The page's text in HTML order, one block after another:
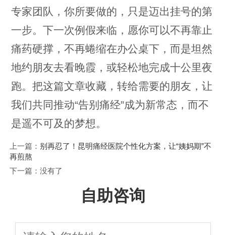
专家团队，你所要做的，只是迈出挂号的第
一步。下一次例假来临，愿你可以不再靠止
痛药硬撑，不再蜷缩在办公桌下，而是坦然
地约朋友去看晚霞，或轻松地完成十公里夜
跑。把这篇文章收藏，转给需要的朋友，让
我们共同推动“告别痛经”成为新常态，而不
是遥不可及的梦想。
上一篇： 别再忍了！昆明痛经医院个性化方案，让“姨妈期”不
再煎熬
下一篇：没有了
自助咨询